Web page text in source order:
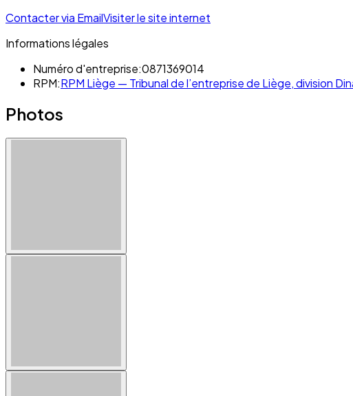
Contacter via EmailVisiter le site internet
Informations légales
Numéro d'entreprise:0871369014
RPM:RPM Liège — Tribunal de l’entreprise de Liège, division
Photos